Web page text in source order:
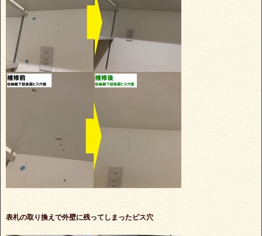
表札の取り換えで外壁に残ってしまったビス穴